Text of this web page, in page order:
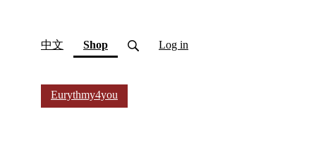
中文 Shop(current) Log in
Eurythmy4you